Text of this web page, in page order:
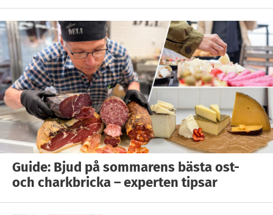
Guide: Bjud på sommarens bästa ost-
och charkbricka – experten tipsar